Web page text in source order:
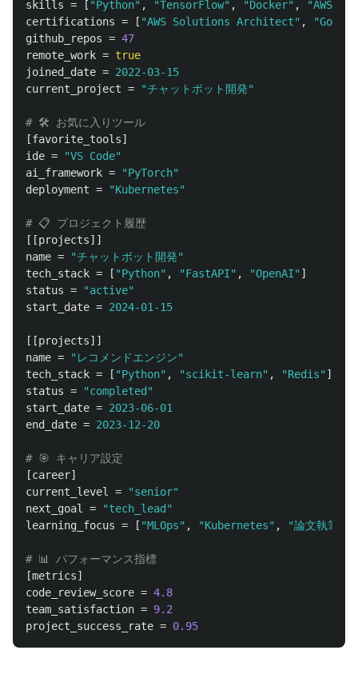
skills = [ "Python" , "TensorFlow" , "Docker" , "AWS"
certifications = [ "AWS Solutions Architect" ,
github_repos = 47
remote_work = true
joined_date = 2022-03-15
current_project = "チャットボット開発"
# 🛠️ お気に入りツール
[favorite_tools]
ide =
"VS Code"
ai_framework =
"PyTorch"
deployment = "Kubernetes"
# 📋 プロジェクト履歴
[[projects]]
name =
"チャットボット開発"
tech_stack = [ "Python" , "FastAPI" , "OpenAI" ]
status =
"active"
start_date = 2024-01-15
[[projects]]
name =
"レコメンドエンジン"
tech_stack = [ "Python" , "scikit-learn" , "Redis" ]
status =
"completed"
start_date = 2023-06-01
end_date = 2023-12-20
# 🎯 キャリア設定
[career]
current_level
=
"senior"
next_goal
=
"tech_lead"
learning_focus = [ "MLOps" , "Kubernetes" , "論文執筆"
# 📊 パフォーマンス指標
[metrics]
code_review_score = 4.8
team_satisfaction = 9.2
project_success_rate = 0.95